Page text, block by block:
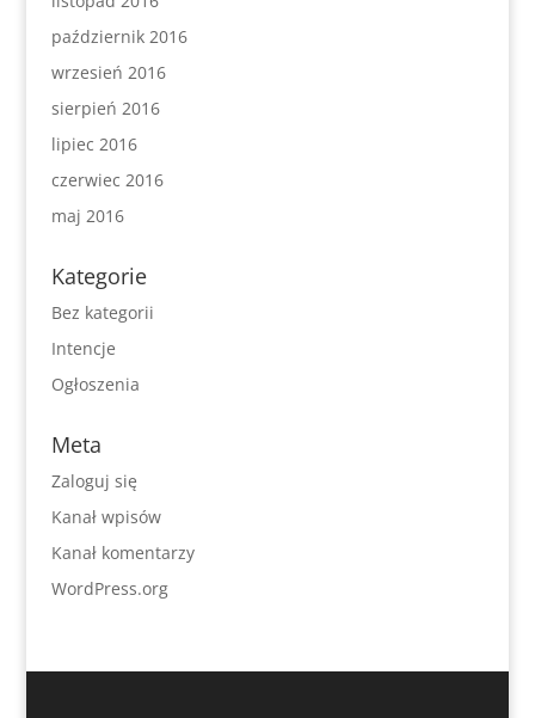
październik 2016
wrzesień 2016
sierpień 2016
lipiec 2016
czerwiec 2016
maj 2016
Kategorie
Bez kategorii
Intencje
Ogłoszenia
Meta
Zaloguj się
Kanał wpisów
Kanał komentarzy
WordPress.org